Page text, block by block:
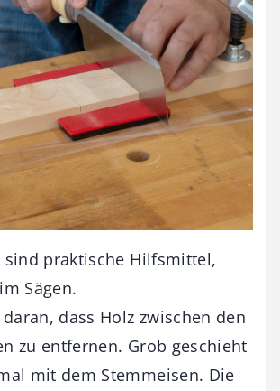
sind praktische Hilfsmittel,
Sägen.
daran, dass Holz zwischen den
zu entfernen. Grob geschieht
mit dem Stemmeisen. Die